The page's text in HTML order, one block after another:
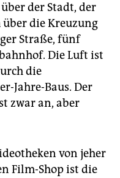
der Stadt, der
die Kreuzung
Straße, fünf
Die Luft ist
die
Jahre-Baus. Der
zwar an, aber
von jeher
Film-Shop ist die